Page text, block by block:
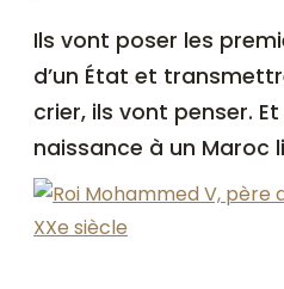
Ils vont poser les premiers mots de la liberté, forger les premières idées
d’un État et
crier, ils vont penser.
naissance à un Maroc